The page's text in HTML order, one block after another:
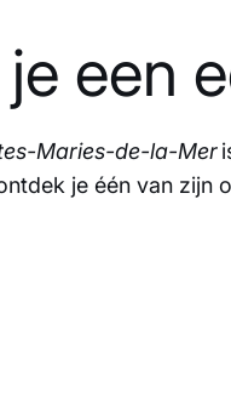
een
Maries-de-la-Mer
je één van zijn